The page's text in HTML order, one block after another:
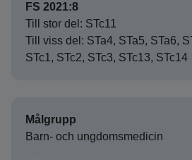
FS 2021:8
Till stor del: STc11
Till viss del: STa4, STa5, STa6,
STc1, STc2, STc3, STc13, STc14
Målgrupp
Barn- och ungdomsmedicin